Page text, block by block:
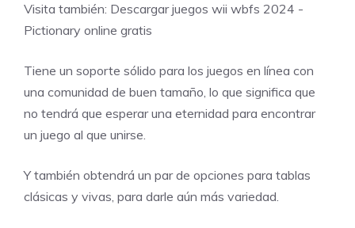
Visita también: Descargar juegos wii wbfs 2024 -
Pictionary online gratis
Tiene un soporte sólido para los juegos en línea con
una comunidad de buen tamaño, lo que significa que
no tendrá que esperar una eternidad para encontrar
un juego al que unirse.
Y también obtendrá un par de opciones para tablas
clásicas y vivas, para darle aún más variedad.